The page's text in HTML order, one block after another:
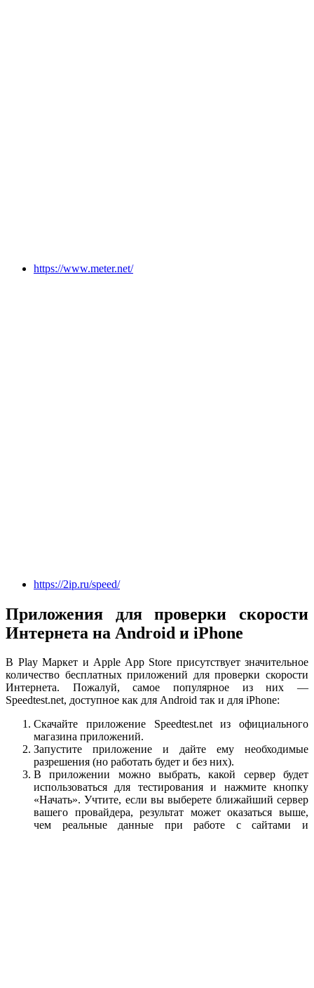
https://www.meter.net/
https://2ip.ru/speed/
Приложения для проверки скорости
Интернета на Android и iPhone
В Play Маркет и Apple App Store присутствует значительное
количество бесплатных приложений для проверки скорости
Интернета. Пожалуй, самое популярное из них —
Speedtest.net, доступное как для Android так и для iPhone:
Скачайте приложение Speedtest.net из официального
магазина приложений.
Запустите приложение и дайте ему необходимые
разрешения (но работать будет и без них).
В приложении можно выбрать, какой сервер будет
использоваться для тестирования и нажмите кнопку
«Начать». Учтите, если вы выберете ближайший сервер
вашего провайдера, результат может оказаться выше,
чем реальные данные при работе с сайтами и